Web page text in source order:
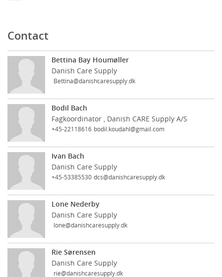
Contact
Bettina Bay Houmøller
Danish Care Supply
Bettina@danishcaresupply.dk
Bodil Bach
Fagkoordinator , Danish CARE Supply A/S
+45-22118616 bodil.koudahl@gmail.com
Ivan Bach
Danish Care Supply
+45-53385530 dcs@danishcaresupply.dk
Lone Nederby
Danish Care Supply
lone@danishcaresupply.dk
Rie Sørensen
Danish Care Supply
rie@danishcaresupply.dk